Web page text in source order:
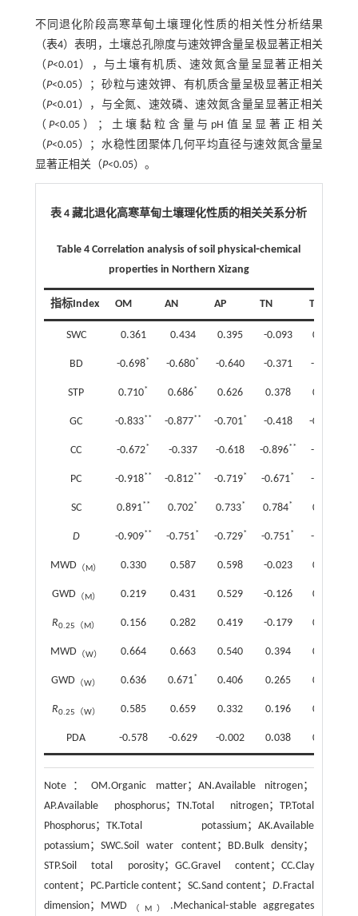
不同退化阶段高寒草甸土壤理化性质的相关性分析结果
（表4）表明，土壤总孔隙度与速效钾含量呈极显著正相关
（P<0.01），与土壤有机质、速效氮含量呈显著正相关
（P<0.05）；砂粒与速效钾、有机质含量呈极显著正相关
（P<0.01），与全氮、速效磷、速效氮含量呈显著正相关
（P<0.05）；土壤黏粒含量与pH值呈显著正相关
（P<0.05）；水稳性团聚体几何平均直径与速效氮含量呈
显著正相关（P<0.05）。
表 4 藏北退化高寒草甸土壤理化性质的相关关系分析
Table 4 Correlation analysis of soil physical⁃chemical
properties in Northern Xizang
指标Index OM AN AP TN TP
SWC 0.361 0.434 0.395 -0.093 0.301
BD -0.698* -0.680* -0.640 -0.371 -0.522
STP 0.710* 0.686* 0.626 0.378 0.500
GC -0.833** -0.877** -0.701* -0.418 -0.670
CC -0.672* -0.337 -0.618 -0.896** -0.301
PC -0.918** -0.812** -0.719* -0.671* -0.609
SC 0.891** 0.702* 0.733* 0.784* 0.542
D -0.909** -0.751* -0.729* -0.751* -0.563
MWD （M） 0.330 0.587 0.598 -0.023 0.535
GWD （M） 0.219 0.431 0.529 -0.126 0.371
R0.25（M） 0.156 0.282 0.419 -0.179 0.173
MWD （W） 0.664 0.663 0.540 0.394 0.189
GWD （W） 0.636 0.671* 0.406 0.265 0.078
R0.25（W） 0.585 0.659 0.332 0.196 0.038
PDA -0.578 -0.629 -0.002 0.038 0.118
Note： OM.Organic matter；AN.Available nitrogen；
AP.Available phosphorus；TN.Total nitrogen；TP.Total
Phosphorus；TK.Total potassium；AK.Available
potassium；SWC.Soil water content；BD.Bulk density；
STP.Soil total porosity；GC.Gravel content；CC.Clay
content；PC.Particle content；SC.Sand content；D.Fractal
dimension；MWD （M）
.Mechanical⁃stable aggregates